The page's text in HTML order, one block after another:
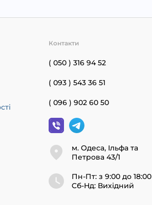
Контакти
( 050 ) 316 94 52
( 093 ) 543 36 51
( 096 ) 902 60 50
м. Одеса, Ільфа та
Петрова 43/1
Пн-Пт: з 9:00 до 18:00
Cб-Нд: Вихідний